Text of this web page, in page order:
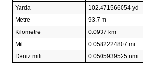
Yarda
102.471566054 yd
Metre
93.7 m
Kilometre
0.0937 km
Mil
0.0582224807 mi
Deniz mili
0.0505939525 nmi